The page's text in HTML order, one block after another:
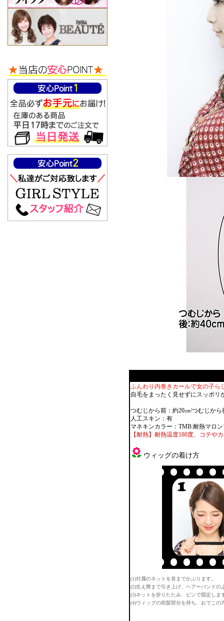
ふんわり内巻きカールで女の子ら
自毛をまったく見せずにスッポリ
つむじから前：約20㎝/つむじから
人工スキン：有
マネキンカラー：TMB:耐熱マロ
【耐熱】耐熱温度180度、コテや
ウィッグの着け方
(1)付属のネットを首までかぶります。
(2)生え際まで引き上げ、ヘアーバンドの
(3)ネットを折りたたみ、ピンで固定しま
(4)ウィッグの前髪部分を持ち、おでこ